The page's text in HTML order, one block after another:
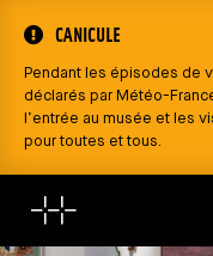
CANICULE
Pendant les épisodes de
déclarés par Météo-
l’entrée au musée et les
pour toutes et tous.